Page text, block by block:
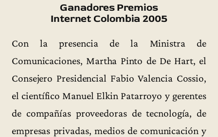
Ganadores Premios
Internet Colombia 2005
Con la presencia de la Ministra de
Comunicaciones, Martha Pinto de De Hart, el
Consejero Presidencial Fabio Valencia Cossio,
el científico Manuel Elkin Patarroyo y gerentes
de compañías proveedoras de tecnología, de
empresas privadas, medios de comunicación y